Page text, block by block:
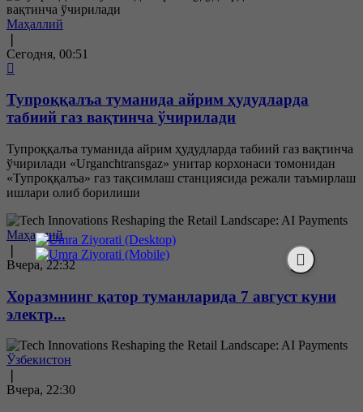
Маҳаллий
Сегодня, 00:51
Тупроққалъа туманида айрим ҳудудларда
табиий газ вақтинча ўчирилади
Тупроққалъа туманида айрим ҳудудларда табиий газ вақтинча
ўчирилади «Urganchtransgaz» унитар корхонаси томонидан
«Тупроққалъа» газ тақсимлаш станциясида режали таъмирлаш
ишлари олиб борилиши
Маҳаллий
Вчера, 22:32
Хоразмнинг қатор туманларида 7 август куни
электр...
Ўзбекистон
Вчера, 22:30